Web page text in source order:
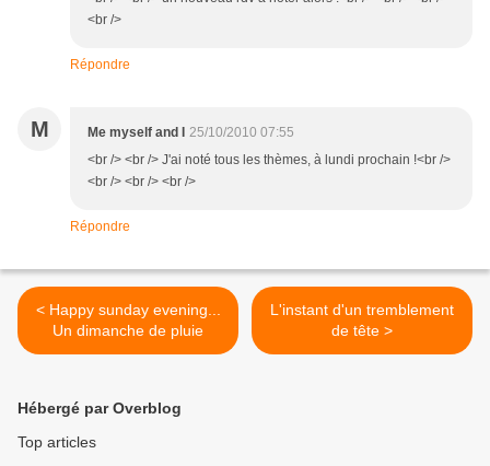
<br />
Répondre
M Me myself and I
25/10/2010 07:55
<br /> <br /> J'ai noté tous les thèmes, à lundi prochain !<br />
<br /> <br /> <br />
Répondre
< Happy sunday evening...
Un dimanche de pluie
L'instant d'un tremblement
de tête >
Hébergé par Overblog
Top articles